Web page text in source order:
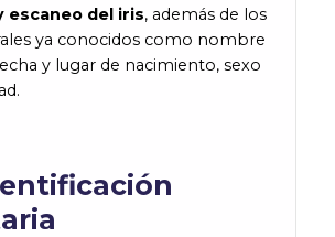
escaneo del iris, además de los
ya conocidos como nombre
y lugar de nacimiento, sexo